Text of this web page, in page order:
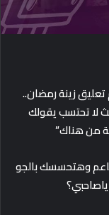
زينة رمضان..
لا تحتسب يقولك
من هناك”
وهتحسسك بالجو